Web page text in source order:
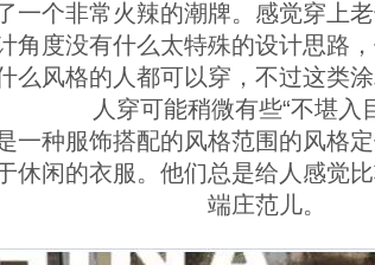
一个非常火辣的潮牌。感觉穿上
角度没有什么太特殊的设计思路
么风格的人都可以穿，不过这类
人穿可能稍微有些“不堪入
一种服饰搭配的风格范围的风格
休闲的衣服。他们总是给人感觉
端庄范儿。